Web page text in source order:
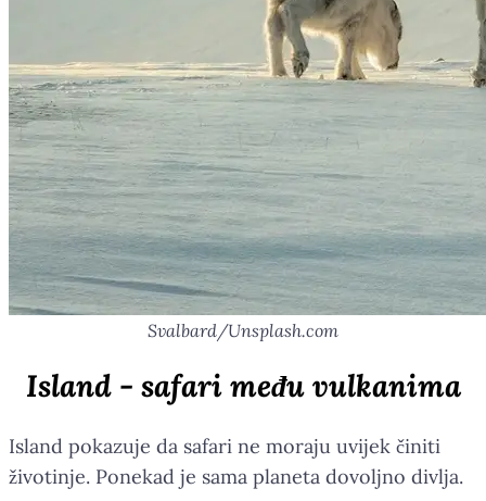
Svalbard/Unsplash.com
Island - safari među vulkanima
Island pokazuje da safari ne moraju uvijek činiti
životinje. Ponekad je sama planeta dovoljno divlja.